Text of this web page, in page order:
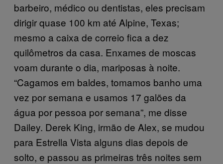
barbeiro, médico ou dentistas, eles precisam
dirigir quase 100 km até Alpine, Texas;
mesmo a caixa de correio fica a dez
quilômetros da casa. Enxames de moscas
voam durante o dia, mariposas à noite.
“Cagamos em baldes, tomamos banho uma
vez por semana e usamos 17 galões da
água por pessoa por semana”, me disse
Dailey. Derek King, irmão de Alex, se mudou
para Estrella Vista alguns dias depois de
solto, e passou as primeiras três noites sem